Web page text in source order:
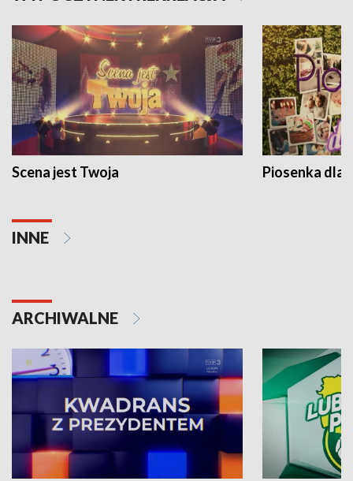
Scena jest Twoja Piosenka dla
INNE
ARCHIWALNE